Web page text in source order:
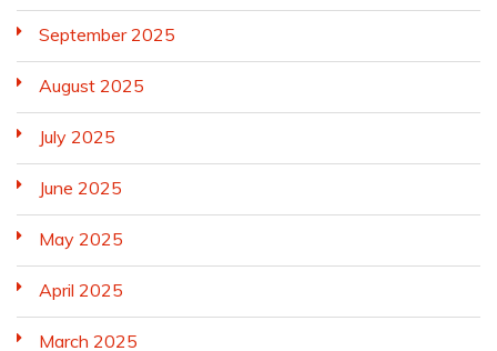
September 2025
August 2025
July 2025
June 2025
May 2025
April 2025
March 2025